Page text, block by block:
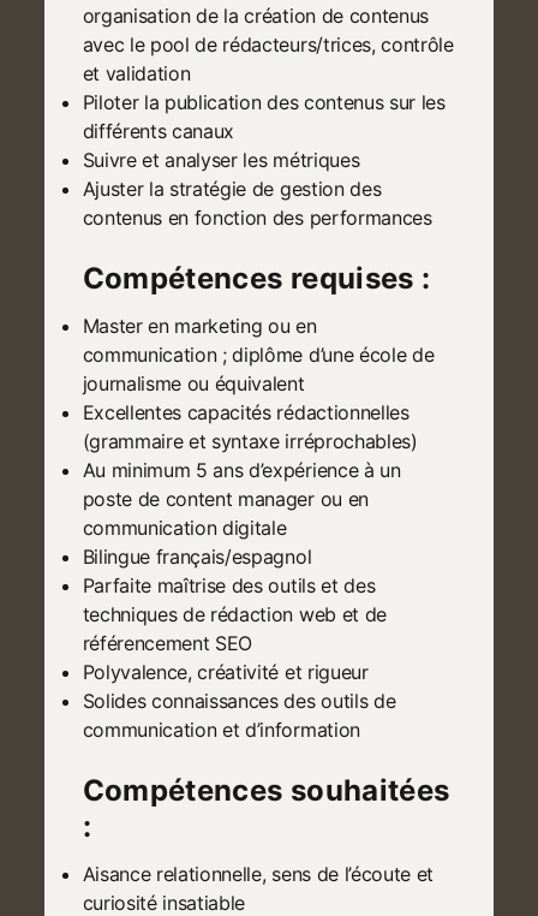
organisation de la création de contenus
avec le pool de rédacteurs/trices, contrôle
et validation
Piloter la publication des contenus sur les
différents canaux
Suivre et analyser les métriques
Ajuster la stratégie de gestion des
contenus en fonction des performances
Compétences requises :
Master en marketing ou en
communication ; diplôme d’une école de
journalisme ou équivalent
Excellentes capacités rédactionnelles
(grammaire et syntaxe irréprochables)
Au minimum 5 ans d’expérience à un
poste de content manager ou en
communication digitale
Bilingue français/espagnol
Parfaite maîtrise des outils et des
techniques de rédaction web et de
référencement SEO
Polyvalence, créativité et rigueur
Solides connaissances des outils de
communication et d’information
Compétences souhaitées
:
Aisance relationnelle, sens de l’écoute et
curiosité insatiable